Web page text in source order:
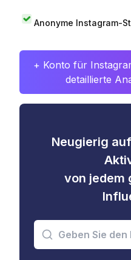
Anonyme Instagram-
+ Konto für
detaillierte
Neugierig
von jedem